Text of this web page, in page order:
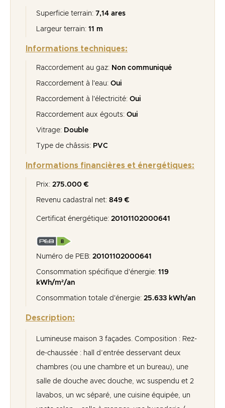
Superficie terrain: 7,14 ares
Largeur terrain: 11 m
Informations techniques:
Raccordement au gaz: Non communiqué
Raccordement à l'eau: Oui
Raccordement à l'électricité: Oui
Raccordement aux égouts: Oui
Vitrage: Double
Type de châssis: PVC
Informations financières et énergétiques:
Prix: 275.000 €
Revenu cadastral net: 849 €
Certificat énergétique: 20101102000641
Numéro de PEB: 20101102000641
Consommation spécifique d'énergie: 119
kWh/m²/an
Consommation totale d'énergie: 25.633 kWh/an
Description:
Lumineuse maison 3 façades. Composition : Rez-
de-chaussée : hall d’entrée desservant deux
chambres (ou une chambre et un bureau), une
salle de douche avec douche, wc suspendu et 2
lavabos, un wc séparé, une cuisine équipée, un